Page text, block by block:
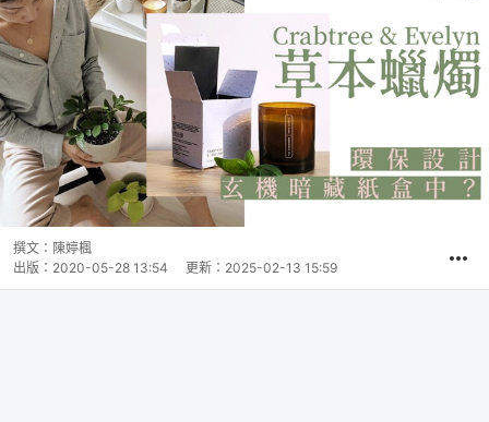
撰文： 陳婷楓
出版： 2020-05-28 13:54 更新： 2025-02-13 15:59